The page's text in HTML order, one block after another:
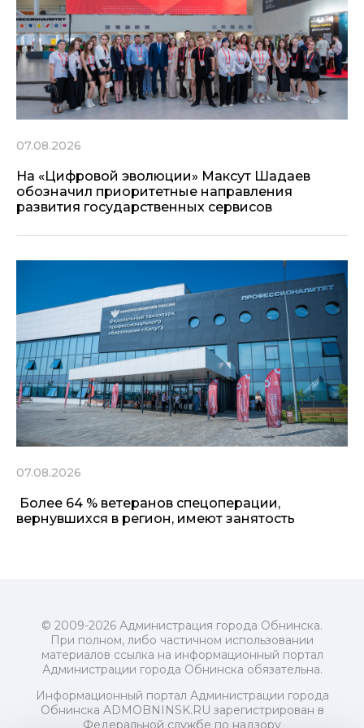
07.08.2026
На «Цифровой эволюции» Максут Шадаев
обозначил приоритетные направления
развития государственных сервисов
07.08.2026
Более 64 % ветеранов спецоперации,
вернувшихся в регион, имеют занятость
© 2009-2026 Администрация города Обнинска.
При полном, либо частичном использовании
материалов ссылка на информационный портал
Администрации города Обнинска обязательна.
Информационный портал Администрации города
Обнинска ADMOBNINSK.RU зарегистрирован в
Федеральной службе по надзору